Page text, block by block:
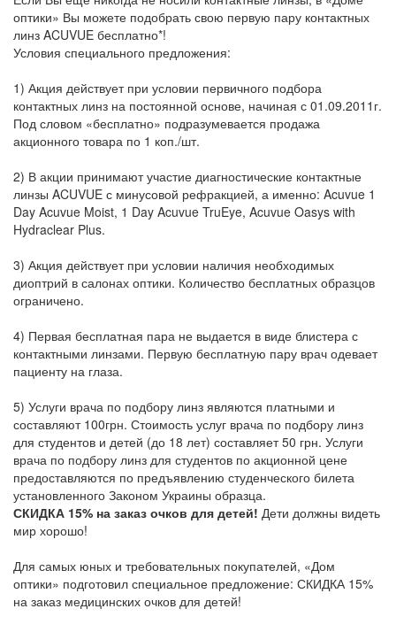
оптики» Вы можете подобрать свою первую пару контактных
линз ACUVUE бесплатно*!
Условия специального предложения:
1) Акция действует при условии первичного подбора
контактных линз на постоянной основе, начиная с 01.09.2011г.
Под словом «бесплатно» подразумевается продажа
акционного товара по 1 коп./шт.
2) В акции принимают участие диагностические контактные
линзы ACUVUE с минусовой рефракцией, а именно: Acuvue 1
Day Acuvue Moist, 1 Day Acuvue TruEye, Acuvue Oasys with
Hydraclear Plus.
3) Акция действует при условии наличия необходимых
диоптрий в салонах оптики. Количество бесплатных образцов
ограничено.
4) Первая бесплатная пара не выдается в виде блистера с
контактными линзами. Первую бесплатную пару врач одевает
пациенту на глаза.
5) Услуги врача по подбору линз являются платными и
составляют 100грн. Стоимость услуг врача по подбору линз
для студентов и детей (до 18 лет) составляет 50 грн. Услуги
врача по подбору линз для студентов по акционной цене
предоставляются по предъявлению студенческого билета
установленного Законом Украины образца.
СКИДКА 15% на заказ очков для детей! Дети должны видеть
мир хорошо!
Для самых юных и требовательных покупателей, «Дом
оптики» подготовил специальное предложение: СКИДКА 15%
на заказ медицинских очков для детей!